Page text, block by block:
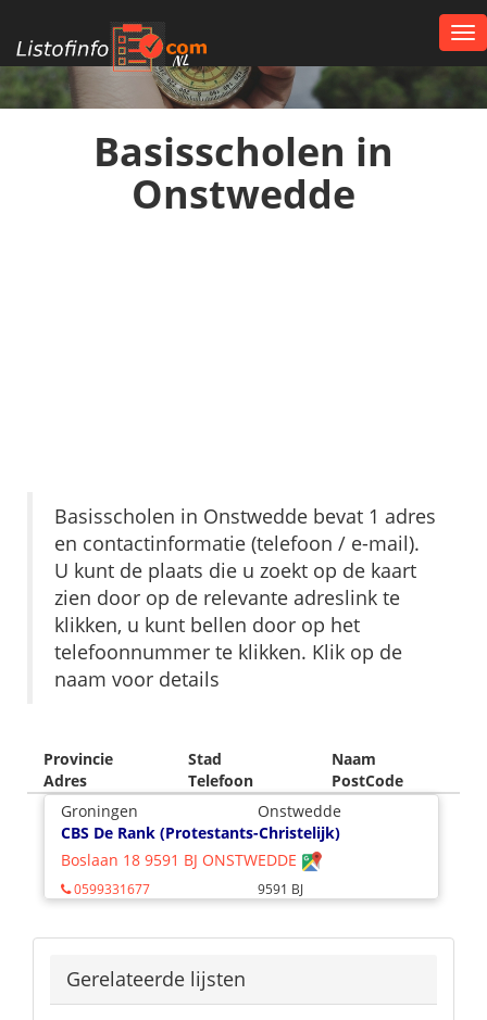
NL
Basisscholen in
Onstwedde
Basisscholen in Onstwedde bevat 1 adres
en contactinformatie (telefoon / e-mail).
U kunt de plaats die u zoekt op de kaart
zien door op de relevante adreslink te
klikken, u kunt bellen door op het
telefoonnummer te klikken. Klik op de
naam voor details
Provincie Stad
Naam
Adres
Telefoon
PostCode
Groningen
Onstwedde
CBS De Rank (Protestants-Christelijk)
Boslaan 18 9591 BJ ONSTWEDDE
0599331677 9591 BJ
Gerelateerde lijsten